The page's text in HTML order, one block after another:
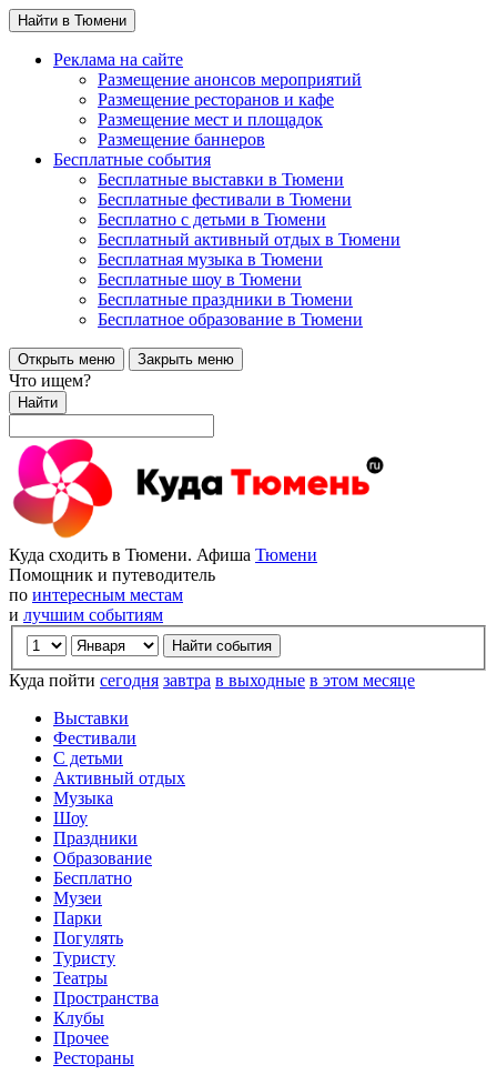
Найти в Тюмени
Реклама на сайте
Размещение анонсов мероприятий
Размещение ресторанов и кафе
Размещение мест и площадок
Размещение баннеров
Бесплатные события
Бесплатные выставки в Тюмени
Бесплатные фестивали в Тюмени
Бесплатно с детьми в Тюмени
Бесплатный активный отдых в Тюмени
Бесплатная музыка в Тюмени
Бесплатные шоу в Тюмени
Бесплатные праздники в Тюмени
Бесплатное образование в Тюмени
Открыть меню Закрыть меню
Что ищем?
Найти
Куда сходить в Тюмени. Афиша Тюмени
Помощник и путеводитель
по интересным местам
и лучшим событиям
Куда пойти сегодня завтра в выходные в этом месяце
Выставки
Фестивали
С детьми
Активный отдых
Музыка
Шоу
Праздники
Образование
Бесплатно
Музеи
Парки
Погулять
Туристу
Театры
Пространства
Клубы
Прочее
Рестораны